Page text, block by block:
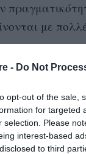
- Do Not
opt-out of the sale,
for targeted
selection. Please
interest-based
to third
με
ταξίδι σε
αγορές, εδώ
αυτή τη
μαγιό.